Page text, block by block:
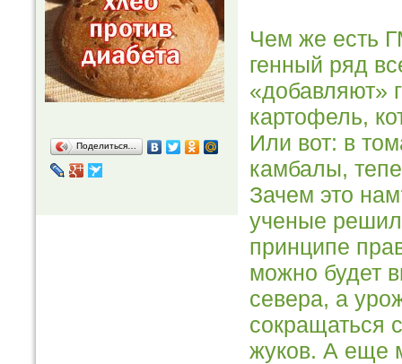
Поделиться…
Чем же есть
генный ряд
«добавляют»
картофель,
Или вот: в
камбалы,
Зачем это
ученые
принципе
можно будет
севера, а
сокращаться
жуков. А еще